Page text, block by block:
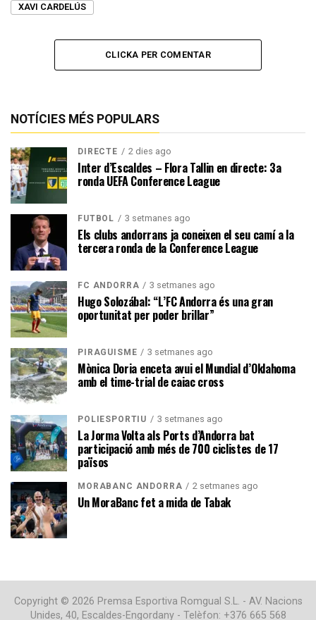
XAVI CARDELÚS
CLICKA PER COMENTAR
NOTÍCIES MÉS POPULARS
DIRECTE 2 dies ago
Inter d’Escaldes – Flora Tallin en directe: 3a
ronda UEFA Conference League
FUTBOL 3 setmanes ago
Els clubs andorrans ja coneixen el seu camí a la
tercera ronda de la Conference League
FC ANDORRA 3 setmanes ago
Hugo Solozábal: “L’FC Andorra és una gran
oportunitat per poder brillar”
PIRAGÜISME 3 setmanes ago
Mònica Doria enceta avui el Mundial d’Oklahoma
amb el time-trial de caiac cross
POLIESPORTIU 3 setmanes ago
La Jorma Volta als Ports d’Andorra bat
participació amb més de 700 ciclistes de 17
països
MORABANC ANDORRA 2 setmanes ago
Un MoraBanc fet a mida de Tabak
Copyright © 2026 Premsa Esportiva Romgual S.L. - AV. Nacions
Unides, 40, Escaldes-Engordany - Telèfon: +376 665 568